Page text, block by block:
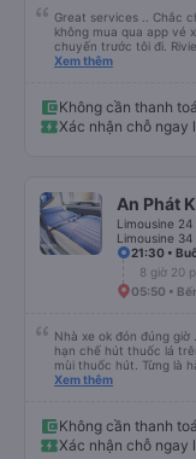
Great services .. Chắc
không mua qua app vé
chuyến trước tôi đi.
lý với khách hàng”
Chúng tôi cũng sẽ viết
Dalat lẫn vé xe rẻ. Xin
Xem thêm
Không cần thanh
Xác nhận chỗ ngay
An Phát
Limousine 24
Limousine 34
21:30 •
8 giờ 20
05:50 •
Nhà xe ok đón đúng
hạn chế hút thuốc lá
mùi thuốc hút. Từng là
, nhưng hãy theo cách
Xem thêm
Không cần thanh
Xác nhận chỗ ngay